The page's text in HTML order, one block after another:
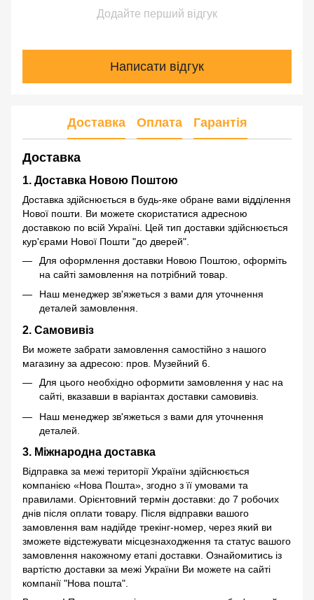
Додайте перший відгук
Написати відгук
Доставка Оплата Гарантія
Доставка
1. Доставка Новою Поштою
Доставка здійснюється в будь-яке обране вами відділення
Нової пошти. Ви можете скористатися адресною
доставкою по всій Україні. Цей тип доставки здійснюється
кур'єрами Нової Пошти "до дверей".
Для оформлення доставки Новою Поштою, оформіть
на сайті замовлення на потрібний товар.
Наш менеджер зв'яжеться з вами для уточнення
деталей замовлення.
2. Самовивіз
Ви можете забрати замовлення самостійно з нашого
магазину за адресою: пров. Музейний 6.
Для цього необхідно оформити замовлення у нас на
сайті, вказавши в варіантах доставки самовивіз.
Наш менеджер зв'яжеться з вами для уточнення
деталей.
3. Міжнародна доставка
Відправка за межі території України здійснюється
компанією «Нова Пошта», згодно з її умовами та
правилами. Орієнтовний термін доставки: до 7 робочих
днів після оплати товару. Після відправки вашого
замовлення вам надійде трекінг-номер, через який ви
зможете відстежувати місцезнаходження та статус вашого
замовлення накожному етапі доставки. Ознайомитись із
вартістю доставки за межі України Ви можете на сайті
компанії "Нова пошта".